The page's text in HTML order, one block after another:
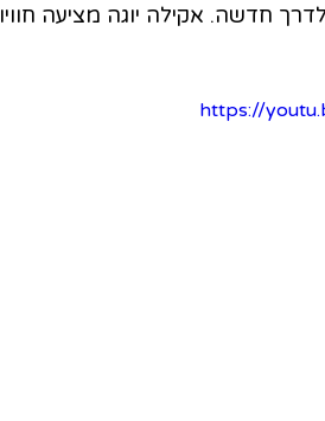
חדשה. אקילה יוגה מציעה
https://